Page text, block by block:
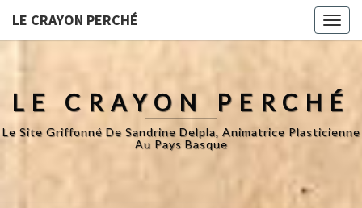
LE CRAYON PERCHÉ
LE CRAYON PERCHÉ
Le Site Griffonné De Sandrine Delpla, Animatrice Plasticienne
Au Pays Basque